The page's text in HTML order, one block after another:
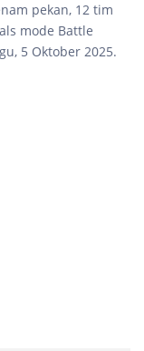
pekan, 12 tim
mode Battle
5 Oktober 2025.